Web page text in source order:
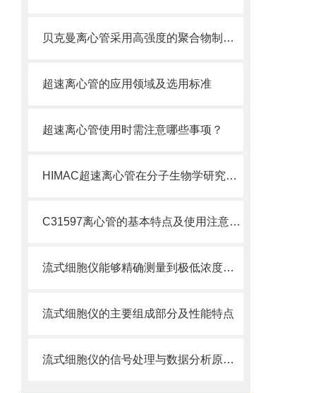
贝克曼离心管采用高强度的聚合物制造，具有优良的耐酸碱性
超速离心管的应用领域及选用标准
超速离心管使用时需注意哪些事项？
HIMAC超速离心管在分子生物学研究中的应用
C31597离心管的基本特点及使用注意事项
流式细胞仪能够精确测量到极低浓度的标记物
流式细胞仪的主要组成部分及性能特点
流式细胞仪的信号处理与数据分析原理分析